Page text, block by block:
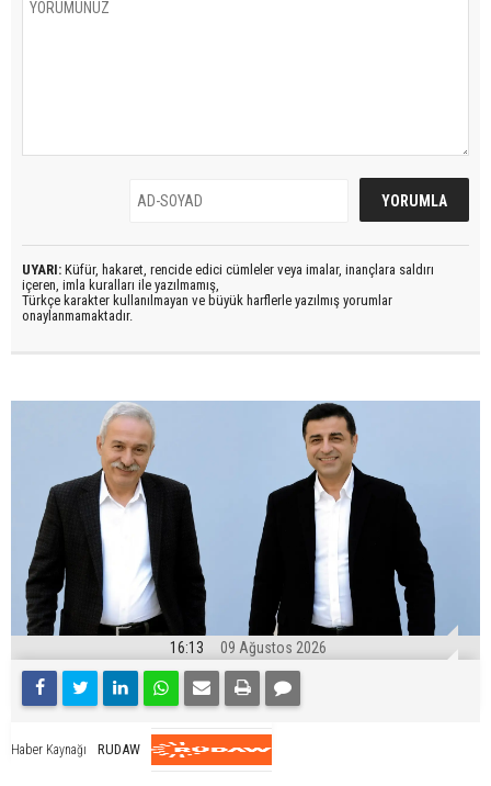
UYARI: Küfür, hakaret, rencide edici cümleler veya imalar, inançlara saldırı
içeren, imla kuralları ile yazılmamış,
Türkçe karakter kullanılmayan ve büyük harflerle yazılmış yorumlar
onaylanmamaktadır.
16:13 09 Ağustos 2026
Haber Kaynağı RUDAW